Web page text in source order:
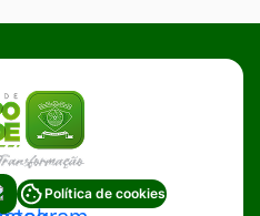
Política de cookies